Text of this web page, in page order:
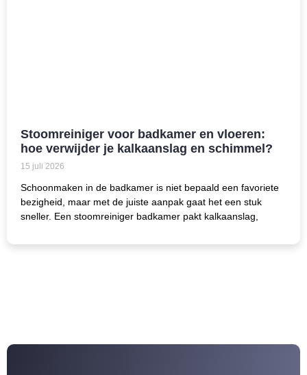
Stoomreiniger voor badkamer en vloeren:
hoe verwijder je kalkaanslag en schimmel?
15 juli 2026
Schoonmaken in de badkamer is niet bepaald een favoriete
bezigheid, maar met de juiste aanpak gaat het een stuk
sneller. Een stoomreiniger badkamer pakt kalkaanslag,